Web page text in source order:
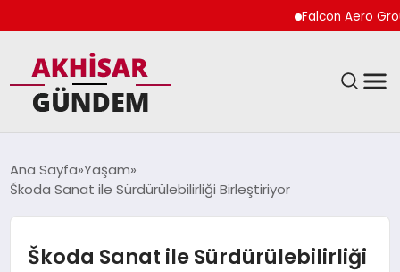
Falcon Aero Group,
EKONOMI
Ana Sayfa Yaşam
Škoda Sanat ile Sürdürülebilirliği Birleştiriyor
Škoda Sanat ile Sürdürülebilirliği